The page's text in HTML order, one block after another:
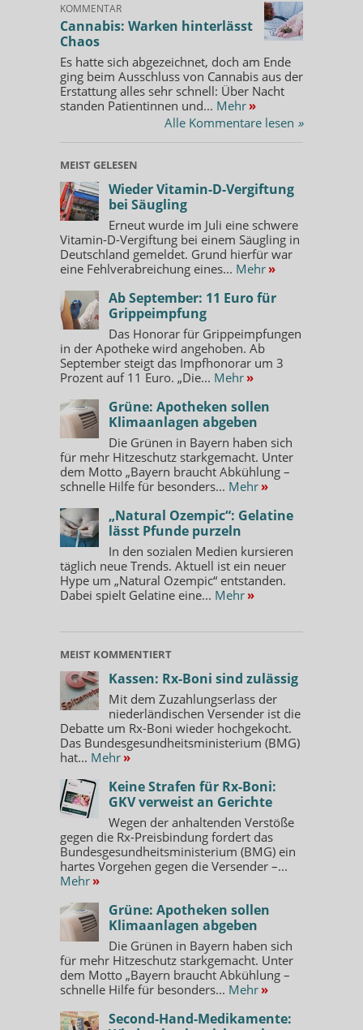
KOMMENTAR
Cannabis: Warken hinterlässt
Chaos
Es hatte sich abgezeichnet, doch am Ende
ging beim Ausschluss von Cannabis aus der
Erstattung alles sehr schnell: Über Nacht
standen Patientinnen und... Mehr »
Alle Kommentare lesen »
MEIST GELESEN
Wieder Vitamin-D-Vergiftung
bei Säugling
Erneut wurde im Juli eine schwere
Vitamin-D-Vergiftung bei einem Säugling in
Deutschland gemeldet. Grund hierfür war
eine Fehlverabreichung eines... Mehr »
Ab September: 11 Euro für
Grippeimpfung
Das Honorar für Grippeimpfungen
in der Apotheke wird angehoben. Ab
September steigt das Impfhonorar um 3
Prozent auf 11 Euro. „Die... Mehr »
Grüne: Apotheken sollen
Klimaanlagen abgeben
Die Grünen in Bayern haben sich
für mehr Hitzeschutz starkgemacht. Unter
dem Motto „Bayern braucht Abkühlung –
schnelle Hilfe für besonders... Mehr »
„Natural Ozempic“: Gelatine
lässt Pfunde purzeln
In den sozialen Medien kursieren
täglich neue Trends. Aktuell ist ein neuer
Hype um „Natural Ozempic“ entstanden.
Dabei spielt Gelatine eine... Mehr »
MEIST KOMMENTIERT
Kassen: Rx-Boni sind zulässig
Mit dem Zuzahlungserlass der
niederländischen Versender ist die
Debatte um Rx-Boni wieder hochgekocht.
Das Bundesgesundheitsministerium (BMG)
hat... Mehr »
Keine Strafen für Rx-Boni:
GKV verweist an Gerichte
Wegen der anhaltenden Verstöße
gegen die Rx-Preisbindung fordert das
Bundesgesundheitsministerium (BMG) ein
hartes Vorgehen gegen die Versender –...
Mehr »
Grüne: Apotheken sollen
Klimaanlagen abgeben
Die Grünen in Bayern haben sich
für mehr Hitzeschutz starkgemacht. Unter
dem Motto „Bayern braucht Abkühlung –
schnelle Hilfe für besonders... Mehr »
Second-Hand-Medikamente: